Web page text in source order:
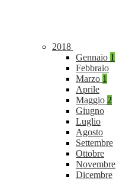
2018
Gennaio 1
Febbraio
Marzo 1
Aprile
Maggio 2
Giugno
Luglio
Agosto
Settembre
Ottobre
Novembre
Dicembre